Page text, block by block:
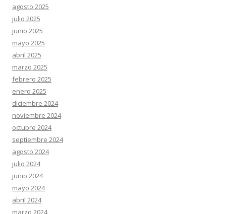
agosto 2025
julio 2025
junio 2025
mayo 2025
abril 2025
marzo 2025
febrero 2025
enero 2025
diciembre 2024
noviembre 2024
octubre 2024
septiembre 2024
agosto 2024
julio 2024
junio 2024
mayo 2024
abril 2024
marzo 2024